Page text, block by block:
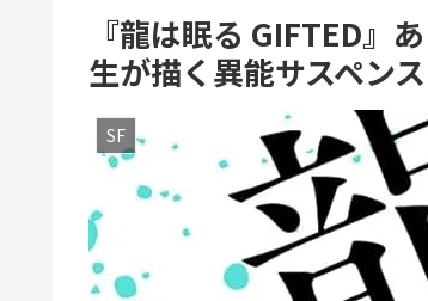
『龍は眠る GIFTED』
生が描く異能サスペンス
SF